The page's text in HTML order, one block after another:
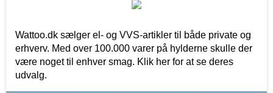
Wattoo.dk sælger el- og VVS-artikler til både private og
erhverv. Med over 100.000 varer på hylderne skulle der
være noget til enhver smag. Klik her for at se deres
udvalg.